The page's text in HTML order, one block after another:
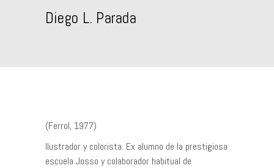
Diego L. Parada
(Ferrol, 1977)
Ilustrador y colorista. Ex alumno de la prestigiosa
escuela Josso y colaborador habitual de